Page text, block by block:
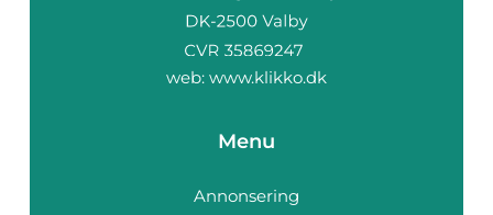
web: www.klikko.dk
Menu
Annonsering